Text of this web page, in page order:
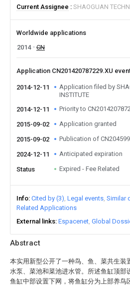
Abstract
本实用新型公开了一种鸟、鱼、菜共生装
水泵、菜池和菜池进水管。所述鱼缸顶部
鱼缸中部设置下网，将鱼缸分为上部养鸟
Current Assignee
SHAOGUAN
Worldwide applications
2014
CN
Application CN201420787229.XU
2014-12-11
Application filed by
INSTITUTE
2014-12-11
Priority to
2015-09-02 Application granted
2015-09-02 Publication of
2024-12-11 Anticipated expiration
Status Expired - Fee Related
Info Cited by (3) Legal events Similar
Related Applications
External links Espacenet Global